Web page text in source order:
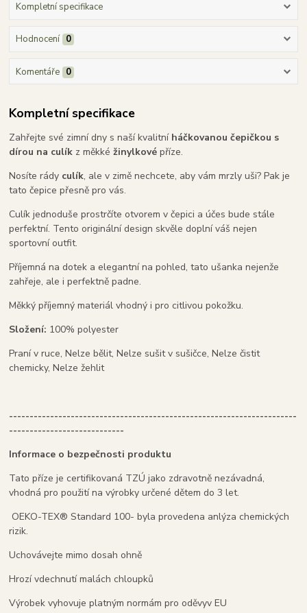
Kompletní specifikace
Hodnocení 0
Komentáře 0
Kompletní specifikace
Zahřejte své zimní dny s naší kvalitní háčkovanou čepičkou s
dírou na culík z měkké žinylkové příze.
Nosíte rády culík, ale v zimě nechcete, aby vám mrzly uši? Pak je
tato čepice přesně pro vás.
Culík jednoduše prostrčíte otvorem v čepici a účes bude stále
perfektní. Tento originální design skvěle doplní váš nejen
sportovní outfit.
Příjemná na dotek a elegantní na pohled, tato ušanka nejenže
zahřeje, ale i perfektně padne.
Měkký příjemný materiál vhodný i pro citlivou pokožku.
Složení: 100% polyester
Praní v ruce, Nelze bělit, Nelze sušit v sušičce, Nelze čistit
chemicky, Nelze žehlit
----------------------------------------------------------------------
----------------------------
Informace o bezpečnosti produktu
Tato příze je certifikovaná TZÚ jako zdravotně nezávadná,
vhodná pro použití na výrobky určené dětem do 3 let.
OEKO-TEX® Standard 100- byla provedena anlýza chemických
rizik.
Uchovávejte mimo dosah ohně
Hrozí vdechnutí malách chloupků
Výrobek vyhovuje platným normám pro oděvyv EU